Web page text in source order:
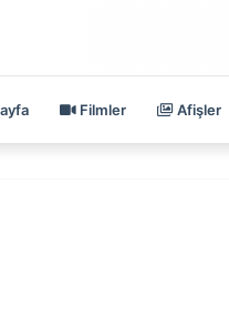
Filmler Afişler